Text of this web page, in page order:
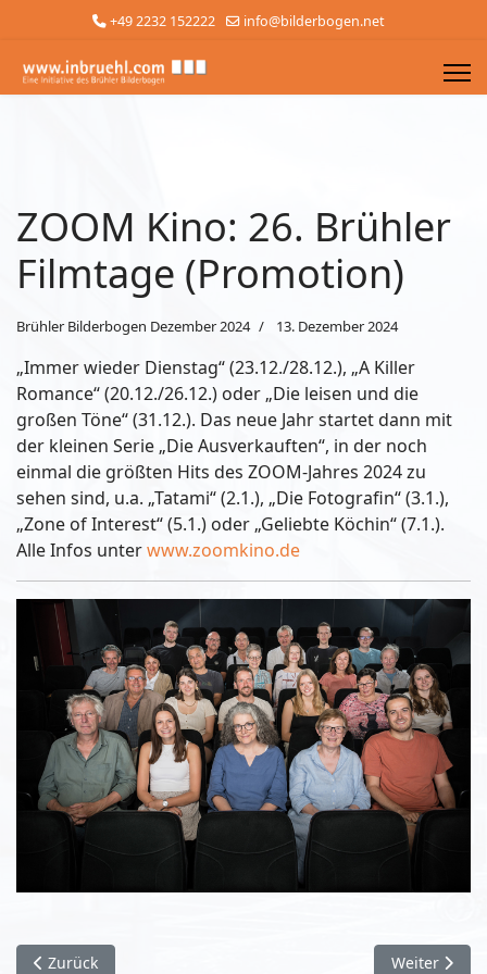
+49 2232 152222 info@bilderbogen.net
ZOOM Kino: 26. Brühler
Filmtage (Promotion)
Brühler Bilderbogen Dezember 2024 13. Dezember 2024
„Immer wieder Dienstag“ (23.12./28.12.), „A Killer
Romance“ (20.12./26.12.) oder „Die leisen und die
großen Töne“ (31.12.). Das neue Jahr startet dann mit
der kleinen Serie „Die Ausverkauften“, in der noch
einmal die größten Hits des ZOOM-Jahres 2024 zu
sehen sind, u.a. „Tatami“ (2.1.), „Die Fotografin“ (3.1.),
„Zone of Interest“ (5.1.) oder „Geliebte Köchin“ (7.1.).
Alle Infos unterwww.zoomkino.de
Vorheriger Beitrag: Editorial Dezember 2024
Zurück Nächster
Weiter